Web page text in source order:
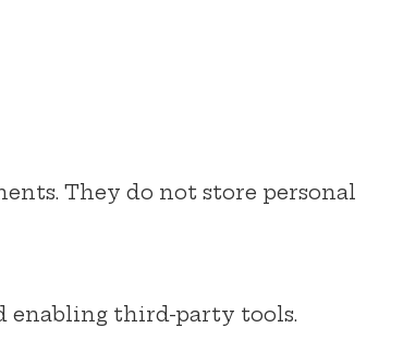
They do not store personal
enabling third-party tools.